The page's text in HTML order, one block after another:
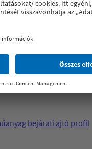
bejárati ajtó profil